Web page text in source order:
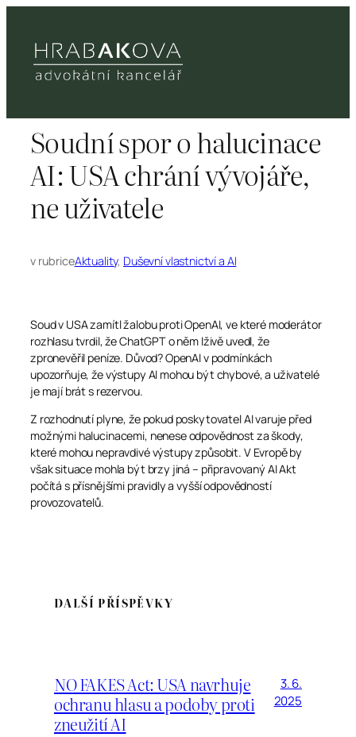
obsah
Soudní spor o halucinace
AI: USA chrání vývojáře,
ne uživatele
v rubriceAktuality, Duševní vlastnictví a AI
Soud v USA zamítl žalobu proti OpenAI, ve které moderátor
rozhlasu tvrdil, že ChatGPT o něm lživě uvedl, že
zpronevěřil peníze. Důvod? OpenAI v podmínkách
upozorňuje, že výstupy AI mohou být chybové, a uživatelé
je mají brát s rezervou.
Z rozhodnutí plyne, že pokud poskytovatel AI varuje před
možnými halucinacemi, nenese odpovědnost za škody,
které mohou nepravdivé výstupy způsobit. V Evropě by
však situace mohla být brzy jiná – připravovaný AI Akt
počítá s přísnějšími pravidly a vyšší odpovědností
provozovatelů.
DALŠÍ PŘÍSPĚVKY
NO FAKES Act: USA navrhuje
ochranu hlasu a podoby proti
zneužití AI
3. 6.
2025